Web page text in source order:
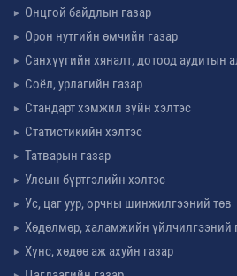
Онцгой байдлын газар
Орон нутгийн өмчийн газар
Санхүүгийн хяналт, дотоод аудитын
Соёл, урлагийн газар
Стандарт хэмжил зүйн хэлтэс
Статистикийн хэлтэс
Татварын газар
Улсын бүртгэлийн хэлтэс
Ус, цаг уур, орчны шинжилгээний төв
Хөдөлмөр, халамжийн үйлчилгээний
Хүнс, хөдөө аж ахуйн газар